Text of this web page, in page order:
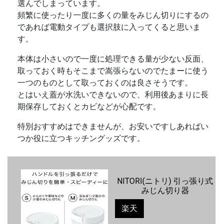
選んでしまっています。
頻繁に使ったり一度に多くの量をみじん切りにするの
であれば電動タイプも選択肢に入ってくると思いま
す。
本体は小さいので一度に処理できる量が少ない反面、
取っておく時もそこまで嵩張らないのでたまーに使う
一つのものとして取っておくのは良さそうです。
とはいえ蓋が水洗いできないので、利用後あまりに長
期保存しておくとカビなどが心配です。
特別おすすめはできませんが、お安いですしあればい
つか役に立つキッチングッズです。
NITORI(ニトリ) 引っ張り式
みじん切り器
楽天